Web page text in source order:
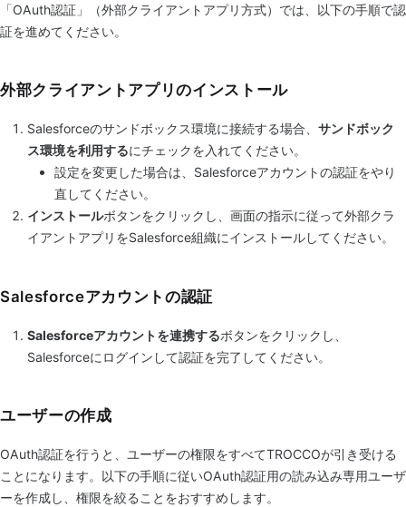
「OAuth認証」（外部クライアントアプリ方式）では、以下の手順で認
証を進めてください。
外部クライアントアプリのインストール
Salesforceのサンドボックス環境に接続する場合、 サンドボック
ス環境を利用するにチェックを入れてください。
設定を変更した場合は、Salesforceアカウントの認証をやり
直してください。
インストールボタンをクリックし、画面の指示に従って外部クラ
イアントアプリをSalesforce組織にインストールしてください。
Salesforceアカウントの認証
Salesforceアカウントを連携するボタンをクリックし、
Salesforceにログインして認証を完了してください。
ユーザーの作成
OAuth認証を行うと、ユーザーの権限をすべてTROCCOが引き受ける
ことになります。以下の手順に従いOAuth認証用の読み込み専用ユーザ
ーを作成し、権限を絞ることをおすすめします。